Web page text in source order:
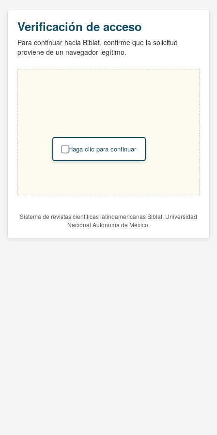
Verificación de acceso
Para continuar hacia Biblat, confirme que la solicitud
proviene de un navegador legítimo.
Haga clic para continuar
Sistema de revistas científicas latinoamericanas Biblat. Universidad
Nacional Autónoma de México.